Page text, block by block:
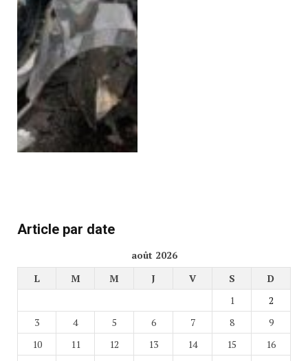
Article par date
août 2026
L
M M J V S
D
1
2
3
4 5 6 7 8
9
10
11 12 13 14 15
16